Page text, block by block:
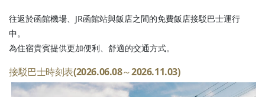
往返於函館機場、JR函館站與飯店之間的免費飯店接駁巴士運行
中。
為住宿貴賓提供更加便利、舒適的交通方式。
接駁巴士時刻表(2026.06.08～2026.11.03)